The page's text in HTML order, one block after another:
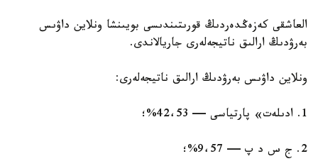
العاشقى كەزەڭدەردىڭ قورىتىندىسى بويىنشا ونلاين داۋىس
بەرۋدىڭ ارالىق ناتيجەلەرى جاريالاندى.
ونلاين داۋىس بەرۋدىڭ ارالىق ناتيجەلەرى:
1. ادىلەت» پارتياسى — 42،53%؛
2. ج س د پ — 9،57%؛